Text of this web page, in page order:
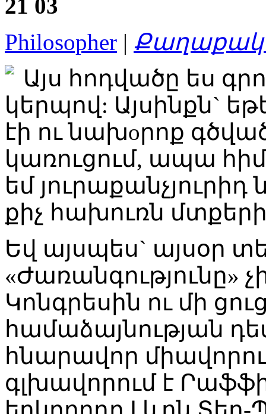
21 03
Philosopher |
Այս հոդվածը ես
կերպով: Այսինքն`
էի ու նախoրոք
կառուցում, ապա
եմ
քիչ հախուռն
Եվ այսպես` այսօր
«Ժառանգությունը»
Կոնգրեսին ու մի
համաձայնության
հնարավոր
գլխավորում է